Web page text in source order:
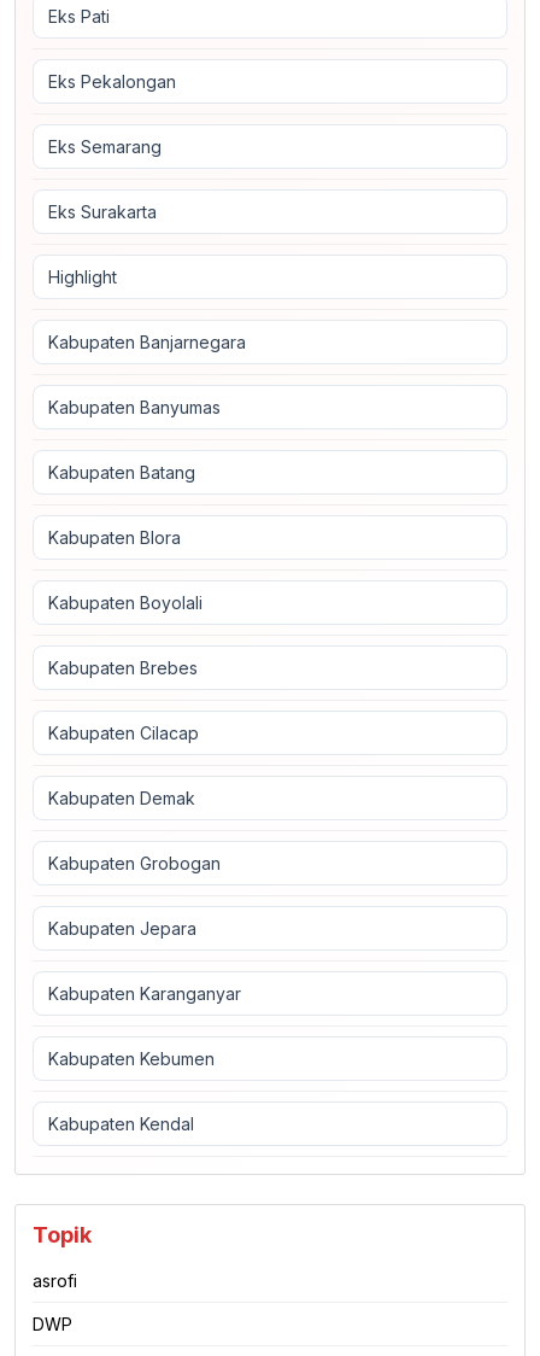
Eks Pati
Eks Pekalongan
Eks Semarang
Eks Surakarta
Highlight
Kabupaten Banjarnegara
Kabupaten Banyumas
Kabupaten Batang
Kabupaten Blora
Kabupaten Boyolali
Kabupaten Brebes
Kabupaten Cilacap
Kabupaten Demak
Kabupaten Grobogan
Kabupaten Jepara
Kabupaten Karanganyar
Kabupaten Kebumen
Kabupaten Kendal
Topik
asrofi
DWP